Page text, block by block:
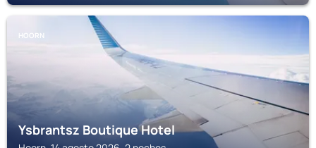
HOORN
Ysbrantsz Boutique Hotel